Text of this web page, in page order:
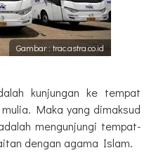
Gambar : trac.astra.co.id
kunjungan ke tempat
Maka yang dimaksud
mengunjungi tempat-
dengan agama Islam.